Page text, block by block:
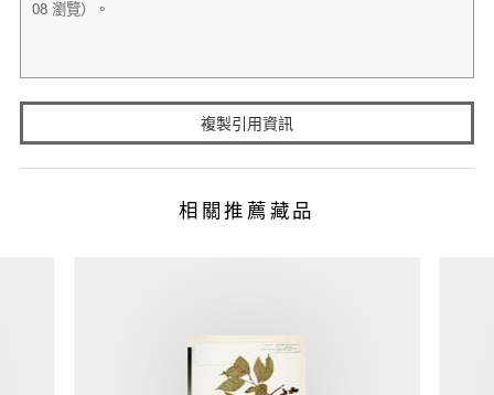
複製引用資訊
相關推薦藏品